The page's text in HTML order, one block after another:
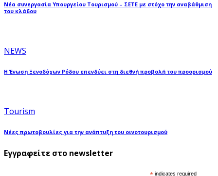
Νέα συνεργασία Υπουργείου Τουρισμού – ΣΕΤΕ με στόχο την αναβάθμιση
του κλάδου
NEWS
Η Ένωση Ξενοδόχων Ρόδου επενδύει στη διεθνή προβολή του προορισμού
Tourism
Νέες πρωτοβουλίες για την ανάπτυξη του οινοτουρισμού
Εγγραφείτε στο newsletter
indicates required